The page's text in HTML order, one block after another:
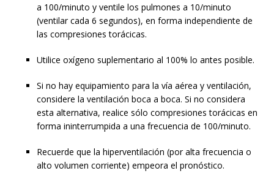
a 100/minuto y ventile los pulmones a 10/minuto
(ventilar cada 6 segundos), en forma independiente de
las compresiones torácicas.
Utilice oxígeno suplementario al 100% lo antes posible.
Si no hay equipamiento para la vía aérea y ventilación,
considere la ventilación boca a boca. Si no considera
esta alternativa, realice sólo compresiones torácicas en
forma ininterrumpida a una frecuencia de 100/minuto.
Recuerde que la hiperventilación (por alta frecuencia o
alto volumen corriente) empeora el pronóstico.